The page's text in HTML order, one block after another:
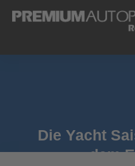
Inhalt
Die Yacht
dem